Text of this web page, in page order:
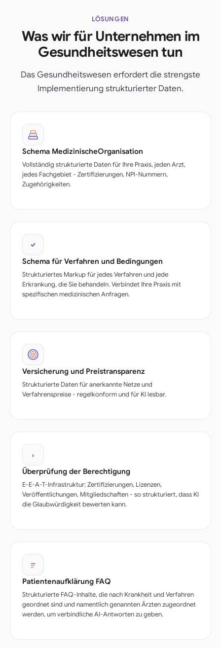
LÖSUNGEN
Was wir für Unternehmen im
Gesundheitswesen tun
Das Gesundheitswesen erfordert die strengste
Implementierung strukturierter Daten.
Schema MedizinischeOrganisation
Vollständig strukturierte Daten für Ihre Praxis, jeden Arzt,
jedes Fachgebiet - Zertifizierungen, NPI-Nummern,
Zugehörigkeiten.
Schema für Verfahren und Bedingungen
Strukturiertes Markup für jedes Verfahren und jede
Erkrankung, die Sie behandeln. Verbindet Ihre Praxis mit
spezifischen medizinischen Anfragen.
Versicherung und Preistransparenz
Strukturierte Daten für anerkannte Netze und
Verfahrenspreise - regelkonform und für KI lesbar.
Überprüfung der Berechtigung
E-E-A-T-Infrastruktur: Zertifizierungen, Lizenzen,
Veröffentlichungen, Mitgliedschaften - so strukturiert, dass KI
die Glaubwürdigkeit bewerten kann.
Patientenaufklärung FAQ
Strukturierte FAQ-Inhalte, die nach Krankheit und Verfahren
geordnet sind und namentlich genannten Ärzten zugeordnet
werden, um verbindliche AI-Antworten zu geben.